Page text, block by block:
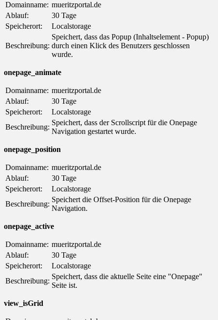
Domainname: mueritzportal.de
Ablauf:
30 Tage
Speicherort:
Localstorage
Beschreibung:
Speichert, dass das Popup (Inhaltselement - Popup)
durch einen Klick des Benutzers geschlossen
wurde.
onepage_animate
Domainname: mueritzportal.de
Ablauf:
30 Tage
Speicherort:
Localstorage
Beschreibung:
Speichert, dass der Scrollscript für die Onepage
Navigation gestartet wurde.
onepage_position
Domainname: mueritzportal.de
Ablauf:
30 Tage
Speicherort:
Localstorage
Beschreibung:
Speichert die Offset-Position für die Onepage
Navigation.
onepage_active
Domainname: mueritzportal.de
Ablauf:
30 Tage
Speicherort:
Localstorage
Beschreibung:
Speichert, dass die aktuelle Seite eine "Onepage"
Seite ist.
view_isGrid